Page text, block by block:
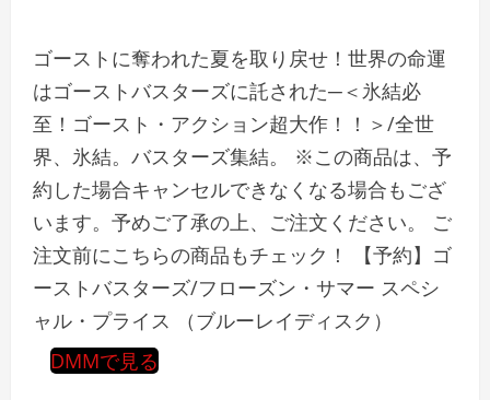
ゴーストに奪われた夏を取り戻せ！世界の命運
はゴーストバスターズに託された─＜氷結必
至！ゴースト・アクション超大作！！＞/全世
界、氷結。バスターズ集結。 ※この商品は、予
約した場合キャンセルできなくなる場合もござ
います。予めご了承の上、ご注文ください。 ご
注文前にこちらの商品もチェック！ 【予約】ゴ
ーストバスターズ/フローズン・サマー スペシ
ャル・プライス （ブルーレイディスク）
DMMで見る